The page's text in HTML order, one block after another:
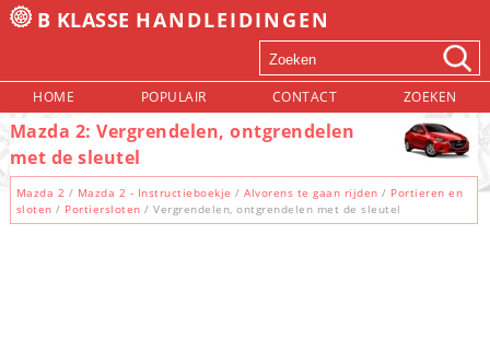
B KLASSE HANDLEIDINGEN
HOME POPULAIR CONTACT ZOEKEN
Mazda 2: Vergrendelen, ontgrendelen
met de sleutel
Mazda 2 / Mazda 2 - Instructieboekje /Alvorens te gaan rijden / Portieren en
sloten / Portiersloten / Vergrendelen, ontgrendelen met de sleutel